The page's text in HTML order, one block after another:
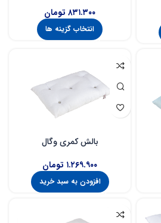
۸۳۱.۳۰۰ تومان
انتخاب گزینه ها
بالش کمری وگال
۱.۲۶۹.۹۰۰ تومان
افزودن به سبد خرید